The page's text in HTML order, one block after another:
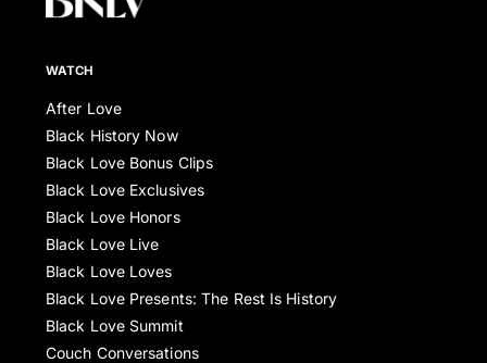
WATCH
After Love
Black History Now
Black Love Bonus Clips
Black Love Exclusives
Black Love Honors
Black Love Live
Black Love Loves
Black Love Presents: The Rest Is History
Black Love Summit
Couch Conversations